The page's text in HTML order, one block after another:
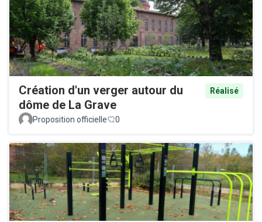
Création d'un verger autour du
dôme de La Grave
Réalisé
Proposition officielle 0